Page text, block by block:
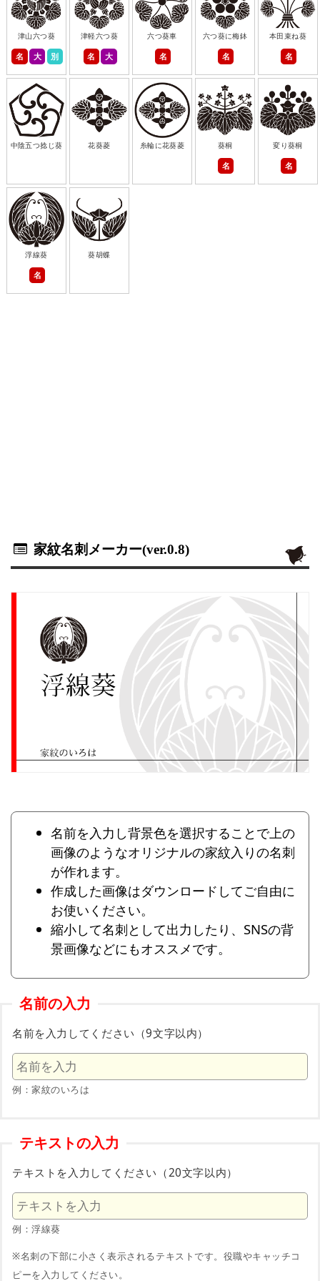
津山六つ葵
名 大 別
津軽六つ葵
名 大
六つ葵車
名
六つ葵に梅鉢
名
本田束ね葵
名
中陰五つ捻じ葵 花葵菱 糸輪に花葵菱 葵桐
名
変り葵桐
名
浮線葵
名
葵胡蝶
家紋名刺メーカー(ver.0.8)
名前を入力し背景色を選択することで上の
画像のようなオリジナルの家紋入りの名刺
が作れます。
作成した画像はダウンロードしてご自由に
お使いください。
縮小して名刺として出力したり、SNSの背
景画像などにもオススメです。
名前の入力
名前を入力してください（9文字以内）
例：家紋のいろは
テキストの入力
テキストを入力してください（20文字以内）
例：浮線葵
※名刺の下部に小さく表示されるテキストです。役職やキャッチコ
ピーを入力してください。